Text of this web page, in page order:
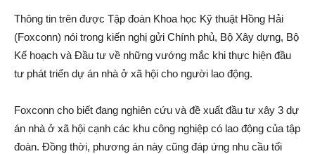
Thông tin trên được Tập đoàn Khoa học Kỹ thuật Hồng Hải
(Foxconn) nói trong kiến nghị gửi Chính phủ, Bộ Xây dựng, Bộ
Kế hoạch và Đầu tư về những vướng mắc khi thực hiện đầu
tư phát triển dự án nhà ở xã hội cho người lao động.
Foxconn cho biết đang nghiên cứu và đề xuất đầu tư xây 3 dự
án nhà ở xã hội cạnh các khu công nghiệp có lao động của tập
đoàn. Đồng thời, phương án này cũng đáp ứng nhu cầu tối